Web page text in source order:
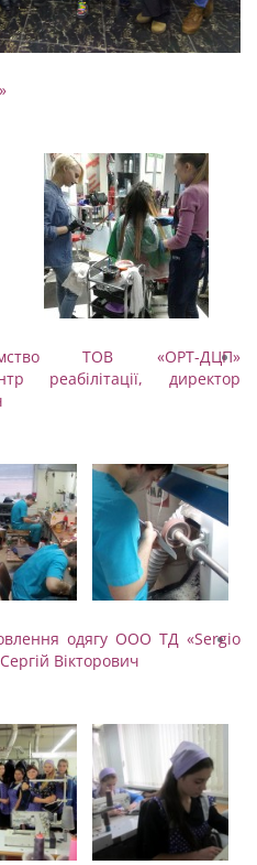
ТОВ «ОРТ-ДЦП»
реабілітації, директор
одягу ООО ТД «Sergio
Вікторович